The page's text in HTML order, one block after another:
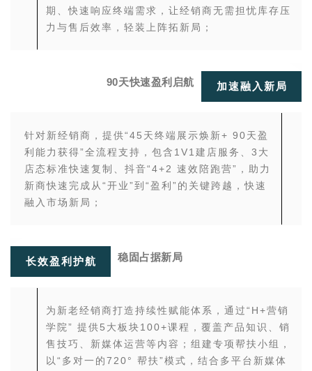
期、快速响应终端需求，让经销商无需担忧库存压
力与售后效率，轻装上阵拓新局；
90天快速盈利启航 加速融入新局
针对新经销商，提供“45天终端展示焕新+ 90天盈
利能力获得”全流程支持，包含1V1建店服务、3大
店态标准快速复制、抖音“4+2 速效陪跑营”，助力
新商快速完成从“开业”到“盈利”的关键跨越，快速
融入市场新局；
长效盈利护航 稳固占据新局
为新老经销商打造持续性赋能体系，通过“H+营销
学院” 提供5大板块100+课程，覆盖产品知识、销
售技巧、新媒体运营等内容；组建专项帮扶小组，
以“多对一的720° 帮扶”模式，结合多平台新媒体